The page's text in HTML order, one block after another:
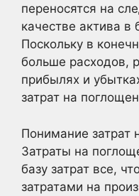
переносятся на
качестве актива в
Поскольку в
больше расходов,
прибылях и
затрат на
Понимание затрат
Затраты на
базу затрат все,
затратами на